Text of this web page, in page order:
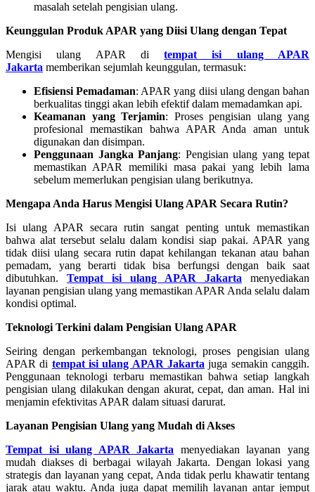
masalah setelah pengisian ulang.
Keunggulan Produk APAR yang Diisi Ulang dengan Tepat
Mengisi ulang APAR ditempat isi ulang APAR
Jakarta memberikan sejumlah keunggulan, termasuk:
Efisiensi Pemadaman: APAR yang diisi ulang dengan bahan
berkualitas tinggi akan lebih efektif dalam memadamkan api.
Keamanan yang Terjamin: Proses pengisian ulang yang
profesional memastikan bahwa APAR Anda aman untuk
digunakan dan disimpan.
Penggunaan Jangka Panjang: Pengisian ulang yang tepat
memastikan APAR memiliki masa pakai yang lebih lama
sebelum memerlukan pengisian ulang berikutnya.
Mengapa Anda Harus Mengisi Ulang APAR Secara Rutin?
Isi ulang APAR secara rutin sangat penting untuk memastikan
bahwa alat tersebut selalu dalam kondisi siap pakai. APAR yang
tidak diisi ulang secara rutin dapat kehilangan tekanan atau bahan
pemadam, yang berarti tidak bisa berfungsi dengan baik saat
dibutuhkan. Tempat isi ulang APAR Jakarta menyediakan
layanan pengisian ulang yang memastikan APAR Anda selalu dalam
kondisi optimal.
Teknologi Terkini dalam Pengisian Ulang APAR
Seiring dengan perkembangan teknologi, proses pengisian ulang
APAR di tempat isi ulang APAR Jakarta juga semakin canggih.
Penggunaan teknologi terbaru memastikan bahwa setiap langkah
pengisian ulang dilakukan dengan akurat, cepat, dan aman. Hal ini
menjamin efektivitas APAR dalam situasi darurat.
Layanan Pengisian Ulang yang Mudah di Akses
Tempat isi ulang APAR Jakarta menyediakan layanan yang
mudah diakses di berbagai wilayah Jakarta. Dengan lokasi yang
strategis dan layanan yang cepat, Anda tidak perlu khawatir tentang
jarak atau waktu. Anda juga dapat memilih layanan antar jemput